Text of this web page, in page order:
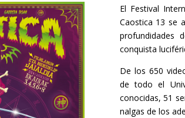
El Festival
Caostica 13 se
profundidades
conquista
De los 650
de todo el
conocidas, 51
nalgas de los